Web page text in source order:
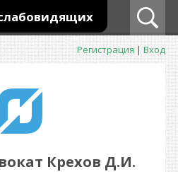
Регистрация|Вход
Крехов Д.И.